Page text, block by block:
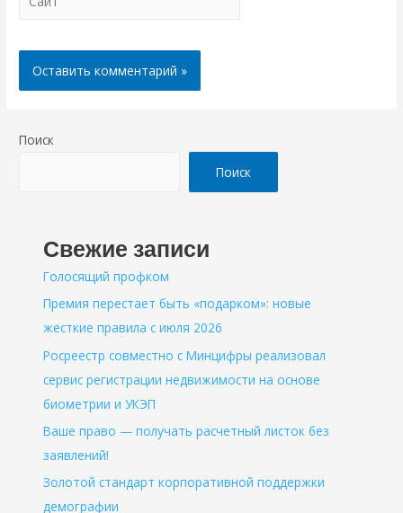
Поиск
Поиск
Свежие записи
Голосящий профком
Премия перестает быть «подарком»: новые
жесткие правила с июля 2026
Росреестр совместно с Минцифры реализовал
сервис регистрации недвижимости на основе
биометрии и УКЭП
Ваше право — получать расчетный листок без
заявлений!
Золотой стандарт корпоративной поддержки
демографии